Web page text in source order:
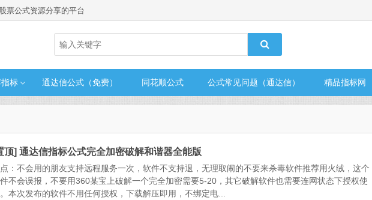
票公式资源分享的平台
标 通达信公式（免费） 同花顺公式 公式常见问题（通达信） 精品指标网
顶] 通达信指标公式完全加密破解和谐器全能版
：不会用的朋友支持远程服务一次，软件不支持退，无理取闹的不要来杀毒软件推荐用火绒，这个
不会误报，不要用360某宝上破解一个完全加密需要5-20，其它破解软件也需要连网状态下授权使
本次发布的软件不用任何授权，下载解压即用，不绑定电...